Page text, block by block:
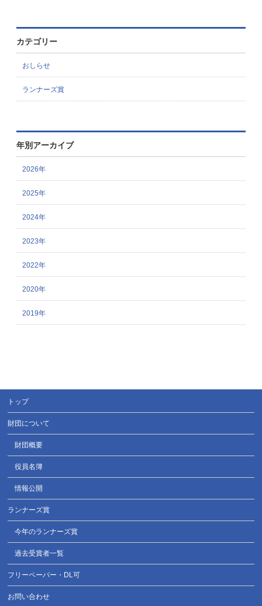
カテゴリー
おしらせ
ランナーズ賞
年別アーカイブ
2026年
2025年
2024年
2023年
2022年
2020年
2019年
トップ
財団について
財団概要
役員名簿
情報公開
ランナーズ賞
今年のランナーズ賞
過去受賞者一覧
フリーペーパー・DL可
お問い合わせ